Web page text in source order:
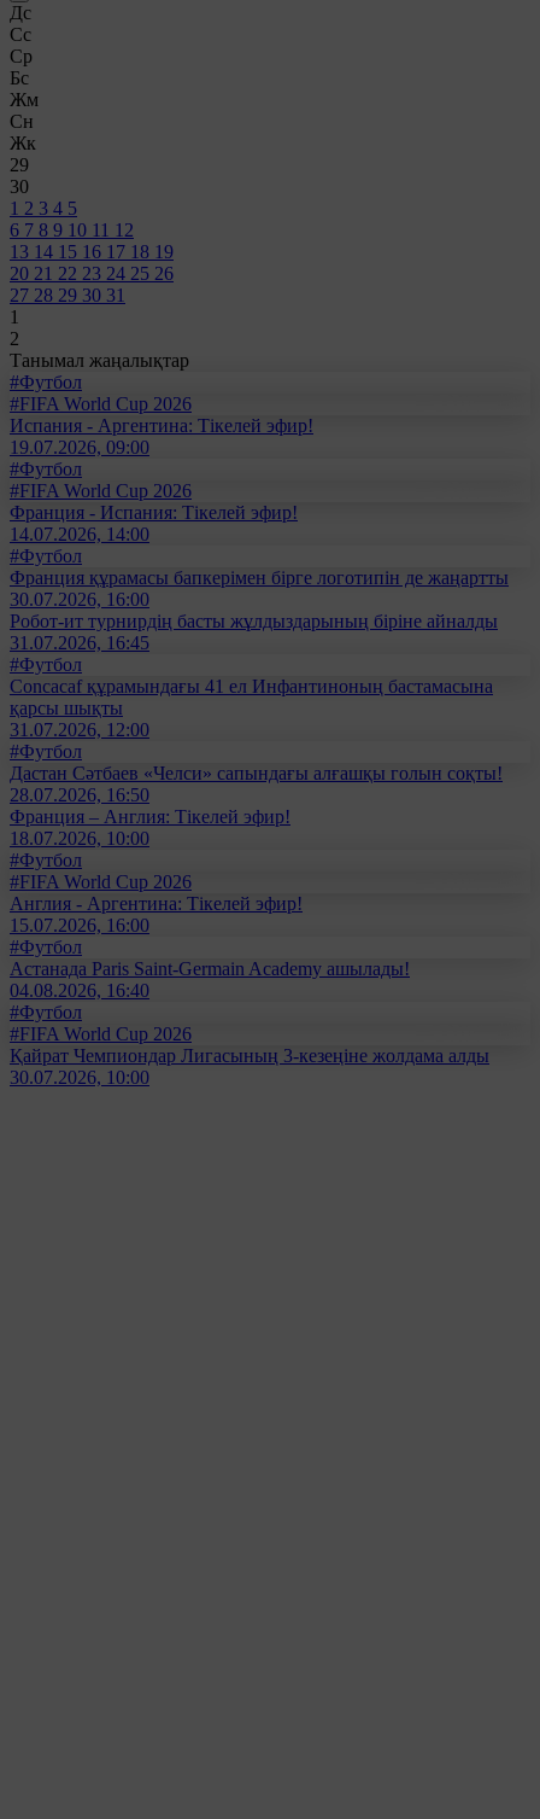
Дс
Сс
Ср
Бс
Жм
Сн
Жк
29
30
1 2 3 4 5
6 7 8 9 10 11 12
13 14 15 16 17 18 19
20 21 22 23 24 25 26
27 28 29 30 31
1
2
Танымал жаңалықтар
#Футбол
#FIFA World Cup 2026
Испания - Аргентина: Тікелей эфир!
19.07.2026, 09:00
#Футбол
#FIFA World Cup 2026
Франция - Испания: Тікелей эфир!
14.07.2026, 14:00
#Футбол
Франция құрамасы бапкерімен бірге логотипін де жаңартты
30.07.2026, 16:00
Робот-ит турнирдің басты жұлдыздарының біріне айналды
31.07.2026, 16:45
#Футбол
Concacaf құрамындағы 41 ел Инфантиноның бастамасына
қарсы шықты
31.07.2026, 12:00
#Футбол
Дастан Сәтбаев «Челси» сапындағы алғашқы голын соқты!
28.07.2026, 16:50
Франция – Англия: Тікелей эфир!
18.07.2026, 10:00
#Футбол
#FIFA World Cup 2026
Англия - Аргентина: Тікелей эфир!
15.07.2026, 16:00
#Футбол
Астанада Paris Saint-Germain Academy ашылады!
04.08.2026, 16:40
#Футбол
#FIFA World Cup 2026
Қайрат Чемпиондар Лигасының 3-кезеңіне жолдама алды
30.07.2026, 10:00